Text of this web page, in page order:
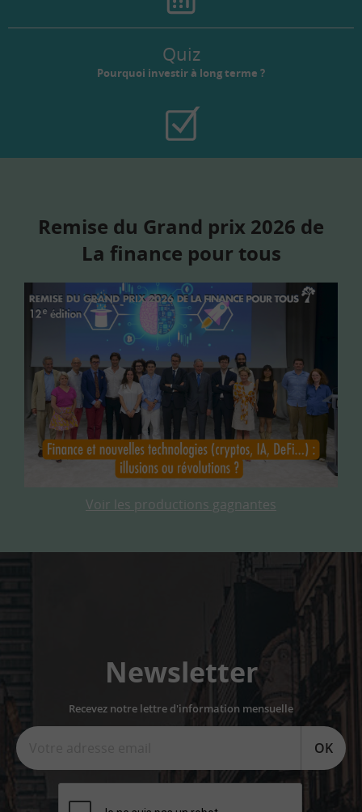
Quiz
Pourquoi investir à long terme ?
Remise du Grand prix 2026 de
La finance pour tous
Voir les productions gagnantes
Newsletter
Recevez notre lettre d'information mensuelle
OK